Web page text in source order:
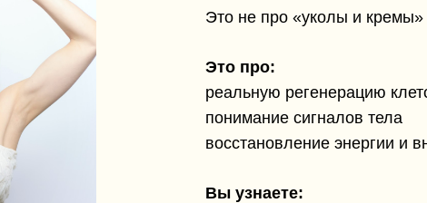
Это не про «уколы и кремы»
Это про:
реальную регенерацию
понимание сигналов тела
восстановление энергии и
Вы узнаете: